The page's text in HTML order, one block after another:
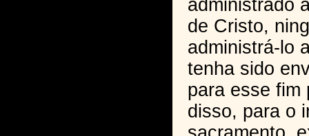
administrado
de Cristo,
administrá-lo
tenha sido
para esse fim
disso, para o